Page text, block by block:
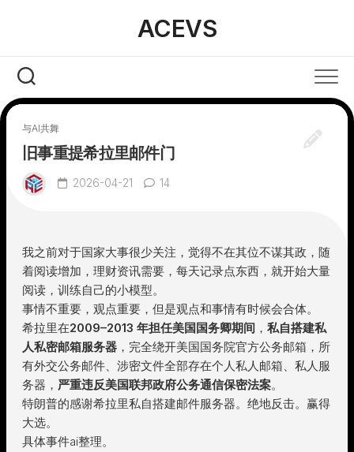
ACEVS
与AI共舞
旧事重提希拉里邮件门
2026-04-21 14
我之前对于国家大事很少关注，觉得不在其位不谋其政，随
着阅读增加，理财资讯需要，每天记录点东西，就开始大量
阅读，训练自己的小模型。
事情不重要，观点重要，但是观点和事情有时候会合体。
希拉里在2009–2013 年担任美国国务卿期间 ， 私自搭建私
人私密邮箱服务器 ，完全绕开美国国务院官方公务邮箱，所
有外交公务邮件、涉密文件全部存在个人私人邮箱、私人服
务器， 严重违反美国联邦政府公务通信保密法案。
特朗普的感谢希拉里私自搭建邮件服务器。绝地反击。赢得
大选。
具体事件ai整理。